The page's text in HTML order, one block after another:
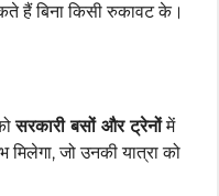
हैं बिना किसी रुकावट के।
सरकारी बसों और ट्रेनोंमें
जो उनकी यात्रा को